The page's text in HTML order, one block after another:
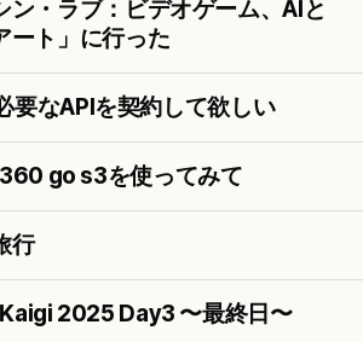
ン・ラブ：ビデオゲーム、AIと
ート」に行った
要なAPIを契約して欲しい
go s3を使ってみて
行
2025 Day3 〜最終日〜